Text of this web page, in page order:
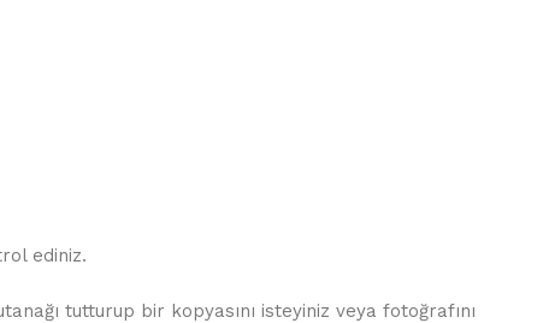
ediniz.
tutturup bir kopyasını isteyiniz veya fotoğrafını